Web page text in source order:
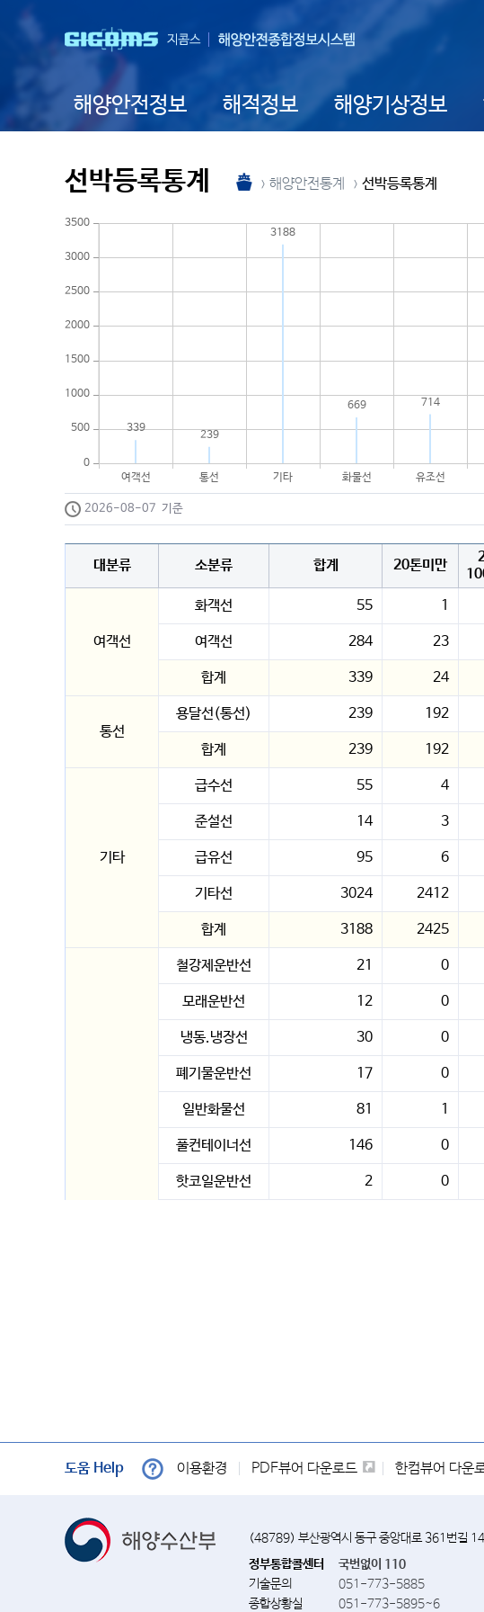
해양안전정보 해적정보 해양기상정보
선박등록통계 해양안전통계 선박등록통계
여객선 통선 기타 화물선 유조선
0
500
1000
1500
2000
2500
3000
3500
714
669
3188
239
339
2026-08-07 기준
대분류 소분류 합계 20톤미만
여객선
화객선 55 1
여객선 284 23
합계 339 24
통선
용달선(통선) 239 192
합계 239 192
기타
급수선 55 4
준설선 14 3
급유선 95 6
기타선 3024 2412
합계 3188 2425
철강제운반선 21 0
모래운반선 12 0
냉동.냉장선 30 0
폐기물운반선 17 0
일반화물선 81 1
풀컨테이너선 146 0
핫코일운반선 2 0
산물선 222 3
LPG운반선 34 0
4
도움 Help 이용환경 PDF뷰어 다운로드 한컴뷰어 다운
(48789) 부산광역시 동구 중앙대로 361번길
정부통합콜센터
국번없이 110
기술문의
051-773-5885
종합상황실
051-773-5895~6